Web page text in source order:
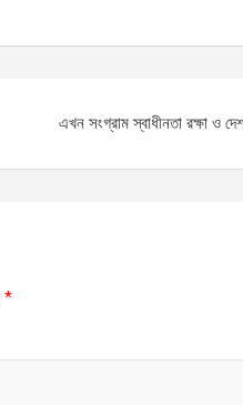
এখন সংগ্রাম স্বাধীনতা রক্ষা ও
*